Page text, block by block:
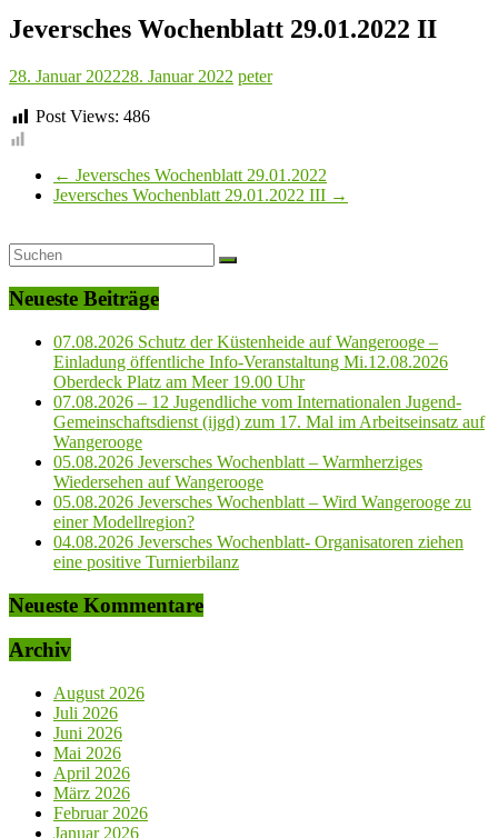
Jeversches Wochenblatt 29.01.2022 II
28. Januar 202228. Januar 2022 peter
Post Views: 486
← Jeversches Wochenblatt 29.01.2022
Jeversches Wochenblatt 29.01.2022 III →
Neueste Beiträge
07.08.2026 Schutz der Küstenheide auf Wangerooge –
Einladung öffentliche Info-Veranstaltung Mi.12.08.2026
Oberdeck Platz am Meer 19.00 Uhr
07.08.2026 – 12 Jugendliche vom Internationalen Jugend-
Gemeinschaftsdienst (ijgd) zum 17. Mal im Arbeitseinsatz auf
Wangerooge
05.08.2026 Jeversches Wochenblatt – Warmherziges
Wiedersehen auf Wangerooge
05.08.2026 Jeversches Wochenblatt – Wird Wangerooge zu
einer Modellregion?
04.08.2026 Jeversches Wochenblatt- Organisatoren ziehen
eine positive Turnierbilanz
Neueste Kommentare
Archiv
August 2026
Juli 2026
Juni 2026
Mai 2026
April 2026
März 2026
Februar 2026
Januar 2026